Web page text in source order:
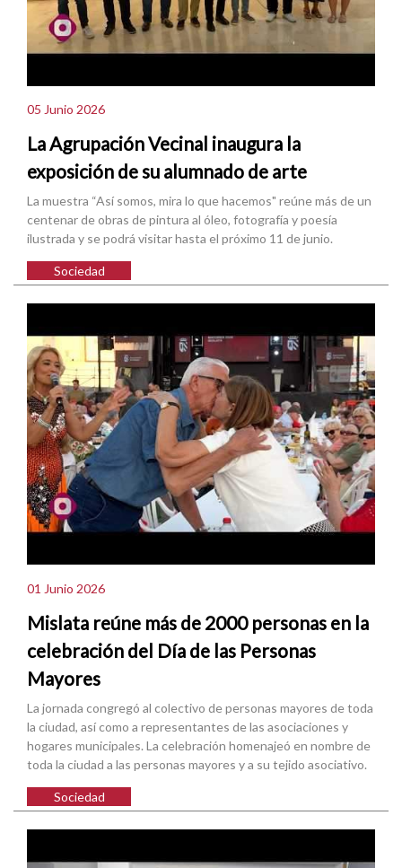
05 Junio 2026
La Agrupación Vecinal inaugura la
exposición de su alumnado de arte
La muestra “Así somos, mira lo que hacemos" reúne más de un
centenar de obras de pintura al óleo, fotografía y poesía
ilustrada y se podrá visitar hasta el próximo 11 de junio.
Sociedad
01 Junio 2026
Mislata reúne más de 2000 personas en la
celebración del Día de las Personas
Mayores
La jornada congregó al colectivo de personas mayores de toda
la ciudad, así como a representantes de las asociaciones y
hogares municipales. La celebración homenajeó en nombre de
toda la ciudad a las personas mayores y a su tejido asociativo.
Sociedad